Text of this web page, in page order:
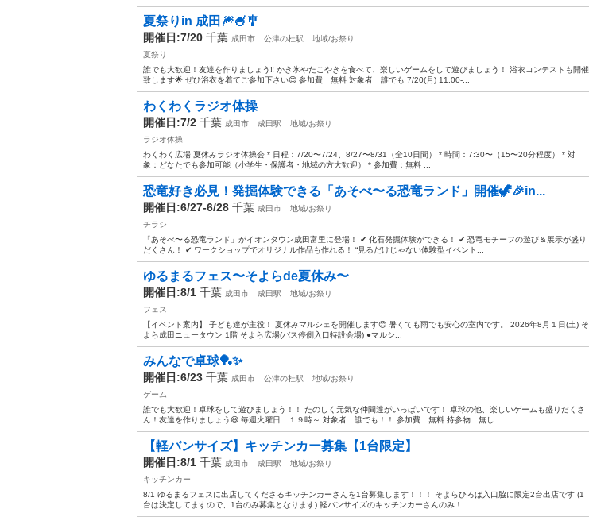
夏祭りin 成田🎆🍧🎐
開催日:7/20 千葉 成田市 公津の杜駅
地域/お祭り
夏祭り
誰でも大歓迎！友達を作りましょう‼️ かき氷やたこやきを食べて、楽しいゲームをして遊びましょう！ 浴衣コンテストも開催
致します🌟 ぜひ浴衣を着てご参加下さい😊 参加費 無料 対象者 誰でも 7/20(月) 11:00-...
わくわくラジオ体操
開催日:7/2 千葉 成田市 成田駅
地域/お祭り
ラジオ体操
わくわく広場 夏休みラジオ体操会 * 日程：7/20〜7/24、8/27〜8/31（全10日間） * 時間：7:30〜（15〜20分程度） * 対
象：どなたでも参加可能（小学生・保護者・地域の方大歓迎） * 参加費：無料 ...
恐竜好き必見！発掘体験できる「あそべ〜る恐竜ランド」開催🦖🎉in...
開催日:6/27-6/28 千葉 成田市
地域/お祭り
チラシ
「あそべ〜る恐竜ランド」がイオンタウン成田富里に登場！ ✔ 化石発掘体験ができる！ ✔ 恐竜モチーフの遊び＆展示が盛り
だくさん！ ✔ ワークショップでオリジナル作品も作れる！ “見るだけじゃない体験型イベント...
ゆるまるフェス〜そよらde夏休み〜
開催日:8/1 千葉 成田市 成田駅
地域/お祭り
フェス
【イベント案内】 子ども達が主役！ 夏休みマルシェを開催します😊 暑くても雨でも安心の室内です。 2026年8月１日(土) そ
よら成田ニュータウン 1階 そよら広場(バス停側入口特設会場) ●マルシ...
みんなで卓球🏓✨
開催日:6/23 千葉 成田市 公津の杜駅
地域/お祭り
ゲーム
誰でも大歓迎！卓球をして遊びましょう！！ たのしく元気な仲間達がいっぱいです！ 卓球の他、楽しいゲームも盛りだくさ
ん！友達を作りましょう😆 毎週火曜日 １９時～ 対象者 誰でも！！ 参加費 無料 持参物 無し
【軽バンサイズ】キッチンカー募集【1台限定】
開催日:8/1 千葉 成田市 成田駅
地域/お祭り
キッチンカー
8/1 ゆるまるフェスに出店してくださるキッチンカーさんを1台募集します！！！ そよらひろば入口脇に限定2台出店です (1
台は決定してますので、1台のみ募集となります) 軽バンサイズのキッチンカーさんのみ！...